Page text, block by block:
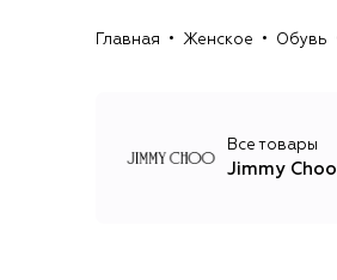
Главная Женское Обувь
Все товары
Jimmy Choo